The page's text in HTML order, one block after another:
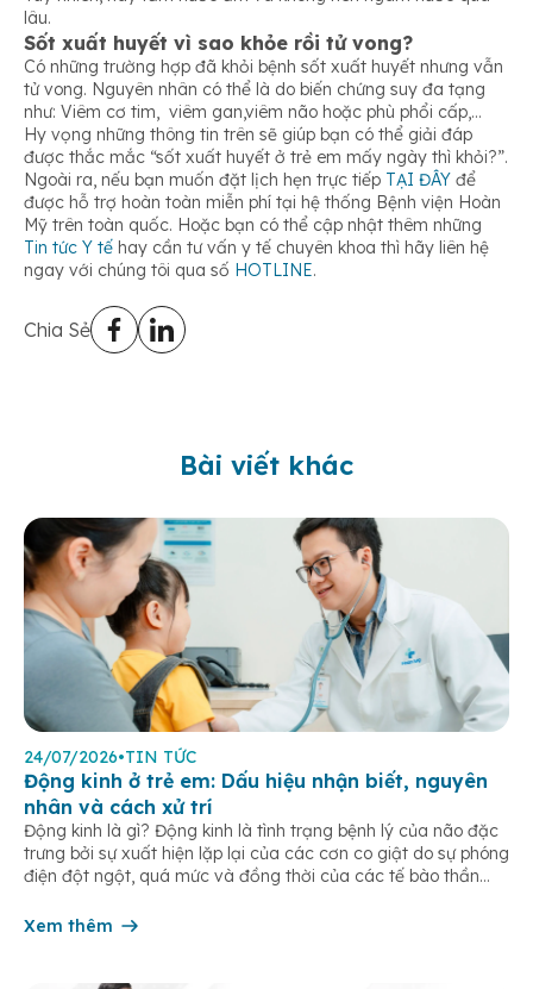
lâu.
Sốt xuất huyết vì sao khỏe rồi tử vong?
Có những trường hợp đã khỏi bệnh sốt xuất huyết nhưng vẫn
tử vong. Nguyên nhân có thể là do biến chứng suy đa tạng
như: Viêm cơ tim, viêm gan,viêm não hoặc phù phổi cấp,…
Hy vọng những thông tin trên sẽ giúp bạn có thể giải đáp
được thắc mắc “sốt xuất huyết ở trẻ em mấy ngày thì khỏi?”.
Ngoài ra, nếu bạn muốn đặt lịch hẹn trực tiếp TẠI ĐÂY để
được hỗ trợ hoàn toàn miễn phí tại hệ thống Bệnh viện Hoàn
Mỹ trên toàn quốc. Hoặc bạn có thể cập nhật thêm những
Tin tức Y tế hay cần tư vấn y tế chuyên khoa thì hãy liên hệ
ngay với chúng tôi qua số HOTLINE.
Chia Sẻ
Bài viết khác
24/07/2026•TIN TỨC
Động kinh ở trẻ em: Dấu hiệu nhận biết, nguyên
nhân và cách xử trí
Động kinh là gì? Động kinh là tình trạng bệnh lý của não đặc
trưng bởi sự xuất hiện lặp lại của các cơn co giật do sự phóng
điện đột ngột, quá mức và đồng thời của các tế bào thần
Xem thêm